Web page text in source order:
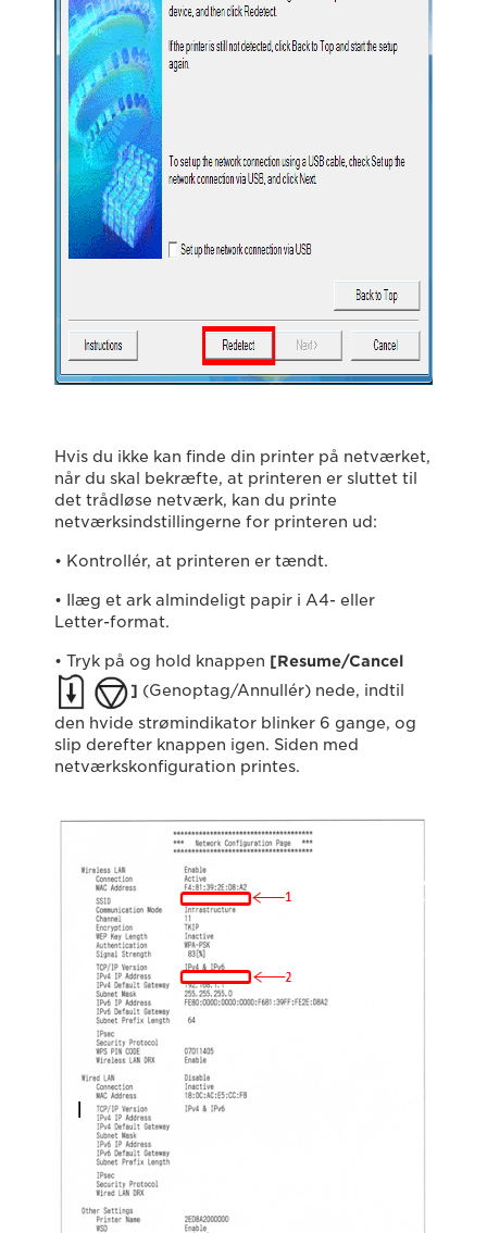
Hvis du ikke kan finde din printer på netværket,
når du skal bekræfte, at printeren er sluttet til
det trådløse netværk, kan du printe
netværksindstillingerne for printeren ud:
• Kontrollér, at printeren er tændt.
• Ilæg et ark almindeligt papir i A4- eller
Letter-format.
• Tryk på og hold knappen [Resume/Cancel
] (Genoptag/Annullér) nede, indtil
den hvide strømindikator blinker 6 gange, og
slip derefter knappen igen. Siden med
netværkskonfiguration printes.